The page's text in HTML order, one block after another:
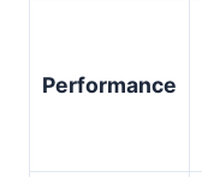
Performance